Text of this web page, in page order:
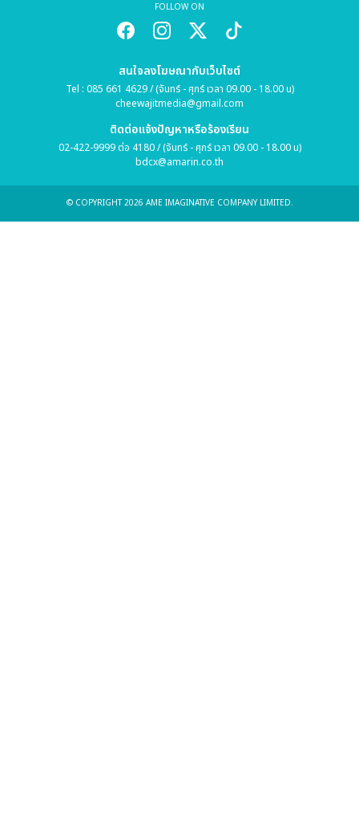
FOLLOW ON
สนใจลงโฆษณากับเว็บไซต์
Tel : 085 661 4629 / (จันทร์ - ศุกร์ เวลา 09.00 - 18.00 น)
cheewajitmedia@gmail.com
ติดต่อแจ้งปัญหาหรือร้องเรียน
02-422-9999 ต่อ 4180 / (จันทร์ - ศุกร์ เวลา 09.00 - 18.00 น)
bdcx@amarin.co.th
© COPYRIGHT 2026 AME IMAGINATIVE COMPANY LIMITED.